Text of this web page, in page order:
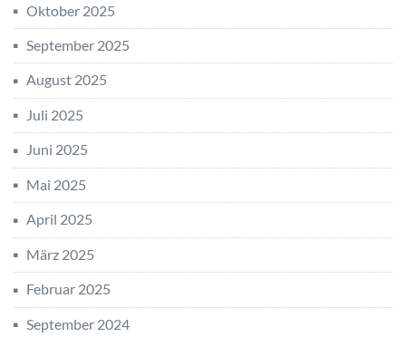
Oktober 2025
September 2025
August 2025
Juli 2025
Juni 2025
Mai 2025
April 2025
März 2025
Februar 2025
September 2024